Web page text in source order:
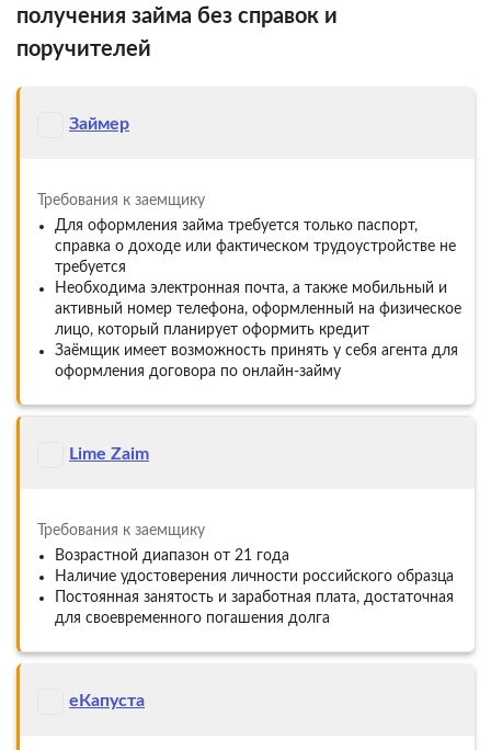
получения займа без справок и
поручителей
Займер
Требования к заемщику
Для оформления займа требуется только паспорт,
справка о доходе или фактическом трудоустройстве не
требуется
Необходима электронная почта, а также мобильный и
активный номер телефона, оформленный на физическое
лицо, который планирует оформить кредит
Заёмщик имеет возможность принять у себя агента для
оформления договора по онлайн-займу
Lime Zaim
Требования к заемщику
Возрастной диапазон от 21 года
Наличие удостоверения личности российского образца
Постоянная занятость и заработная плата, достаточная
для своевременного погашения долга
еКапуста